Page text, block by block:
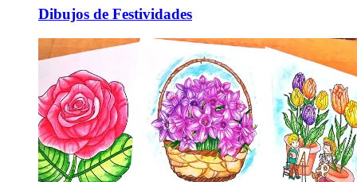
Dibujos de Festividades